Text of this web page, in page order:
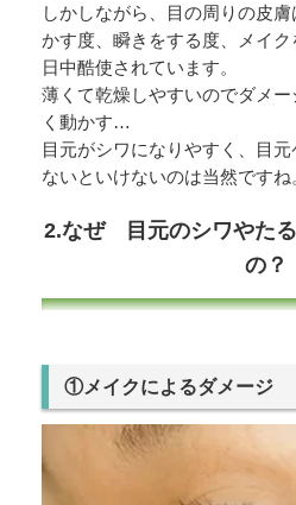
しかしながら、目の周りの皮
かす度、瞬きをする度、メイ
日中酷使されています。
薄くて乾燥しやすいのでダメ
く動かす…
目元がシワになりやすく、目
ないといけないのは当然ですね
2.なぜ 目元のシワやた
の？
①メイクによるダメージ